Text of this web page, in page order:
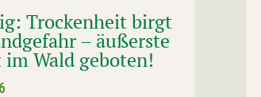
Trockenheit birgt
– äußerste
Wald geboten!